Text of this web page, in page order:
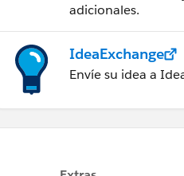
adicionales.
IdeaExchange
Envíe su idea a